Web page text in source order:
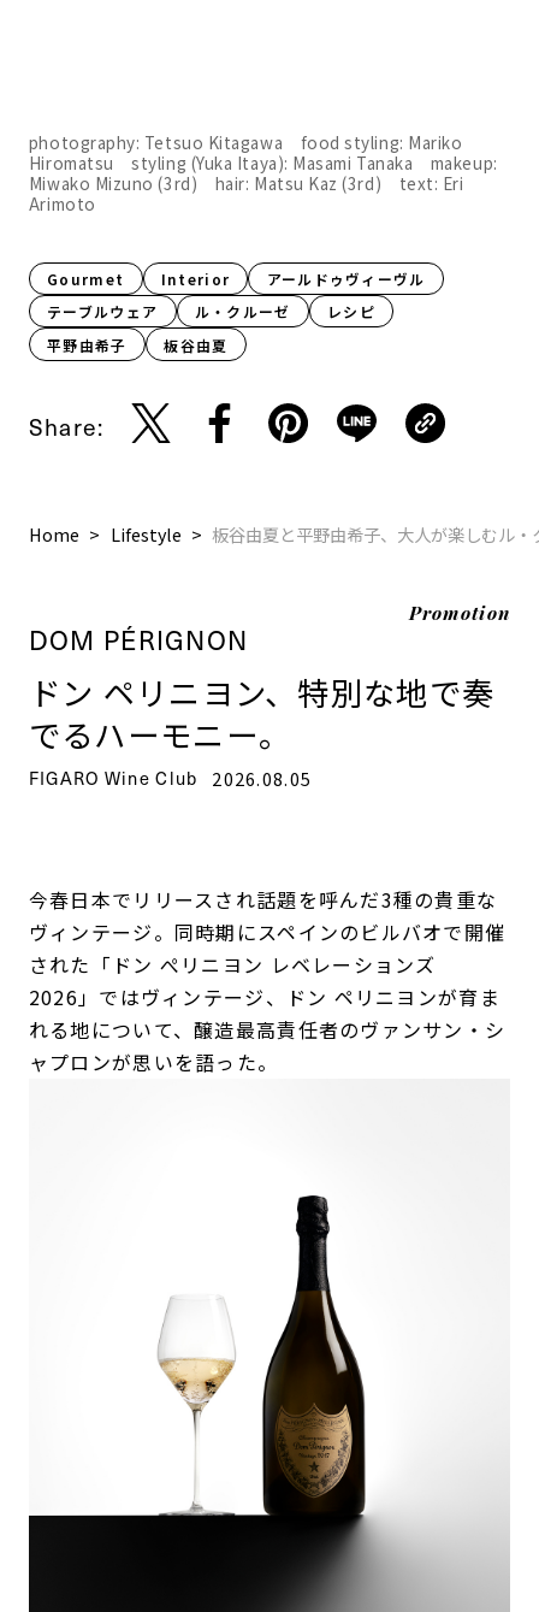
photography: Tetsuo Kitagawa food styling: Mariko
Hiromatsu styling (Yuka Itaya): Masami Tanaka makeup:
Miwako Mizuno (3rd) hair: Matsu Kaz (3rd) text: Eri
Arimoto
Gourmet Interior
アールドゥヴィーヴル
テーブルウェア
ル・クルーゼ
レシピ
平野由希子
板谷由夏
Share:
Home Lifestyle 板谷由夏と平野由希子、大人が楽しむル・
Promotion
DOM PÉRIGNON
ドン ペリニヨン、特別な地で奏
でるハーモニー。
FIGARO Wine Club 2026.08.05
今春日本でリリースされ話題を呼んだ3種の貴重な
ヴィンテージ。同時期にスペインのビルバオで開催
された「ドン ぺリニヨン レベレーションズ
2026」ではヴィンテージ、ドン ペリニヨンが育ま
れる地について、醸造最高責任者のヴァンサン・シ
ャプロンが思いを語った。